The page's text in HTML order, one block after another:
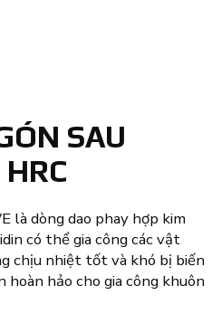
SAU
là dòng dao phay hợp kim
có thể gia công các vật
chịu nhiệt tốt và khó bị biến
hoàn hảo cho gia công khuôn